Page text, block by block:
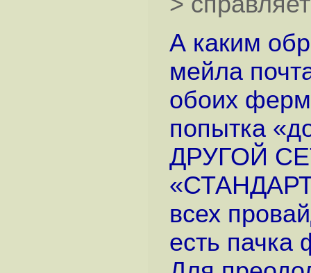
А каким
мейла
обоих
попытка
ДРУГОЙ
всех
есть пачка